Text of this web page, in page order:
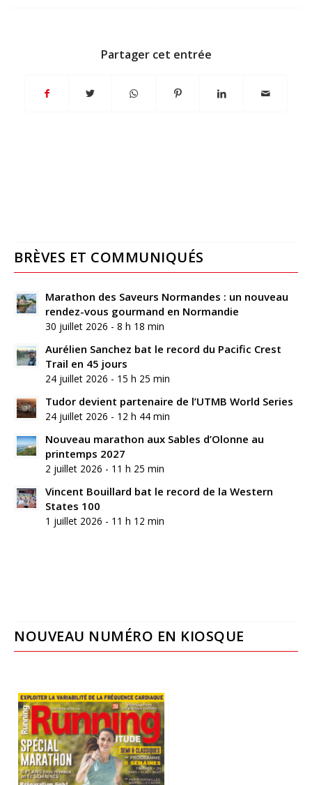
Partager cet entrée
BRÈVES ET COMMUNIQUÉS
Marathon des Saveurs Normandes : un nouveau
rendez-vous gourmand en Normandie
30 juillet 2026 - 8 h 18 min
Aurélien Sanchez bat le record du Pacific Crest
Trail en 45 jours
24 juillet 2026 - 15 h 25 min
Tudor devient partenaire de l’UTMB World Series
24 juillet 2026 - 12 h 44 min
Nouveau marathon aux Sables d’Olonne au
printemps 2027
2 juillet 2026 - 11 h 25 min
Vincent Bouillard bat le record de la Western
States 100
1 juillet 2026 - 11 h 12 min
NOUVEAU NUMÉRO EN KIOSQUE